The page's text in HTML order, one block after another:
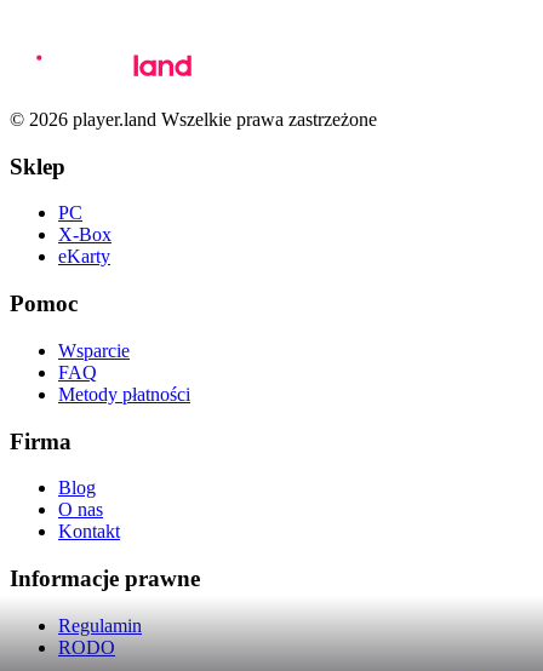
© 2026 player.land Wszelkie prawa zastrzeżone
Sklep
PC
X-Box
eKarty
Pomoc
Wsparcie
FAQ
Metody płatności
Firma
Blog
O nas
Kontakt
Informacje prawne
Regulamin
RODO